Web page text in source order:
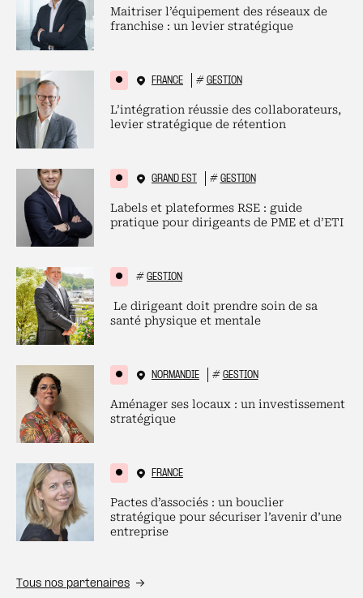
Maitriser l’équipement des réseaux de
franchise : un levier stratégique
FRANCE # GESTION
L’intégration réussie des collaborateurs,
levier stratégique de rétention
GRAND EST # GESTION
Labels et plateformes RSE : guide
pratique pour dirigeants de PME et d’ETI
# GESTION
Le dirigeant doit prendre soin de sa
santé physique et mentale
NORMANDIE # GESTION
Aménager ses locaux : un investissement
stratégique
FRANCE
Pactes d’associés : un bouclier
stratégique pour sécuriser l’avenir d’une
entreprise
Tous nos partenaires